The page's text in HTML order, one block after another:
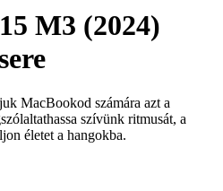
M3 (2024)
MacBookod számára azt a
szívünk ritmusát, a
életet a hangokba.